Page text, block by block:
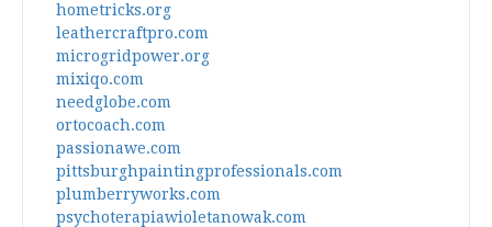
hometricks.org
leathercraftpro.com
microgridpower.org
mixiqo.com
needglobe.com
ortocoach.com
passionawe.com
pittsburghpaintingprofessionals.com
plumberryworks.com
psychoterapiawioletanowak.com